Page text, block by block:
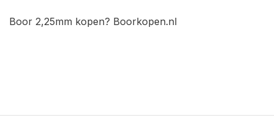
Boor 2,25mm kopen? Boorkopen.nl